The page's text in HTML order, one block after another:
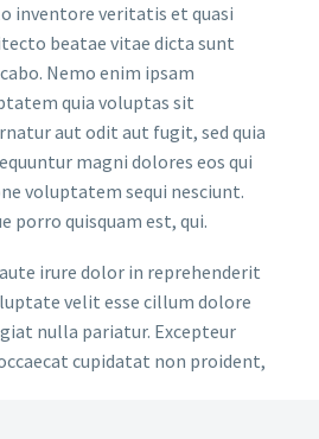
inventore veritatis et quasi
beatae vitae dicta sunt
Nemo enim ipsam
quia voluptas sit
aut odit aut fugit, sed quia
magni dolores eos qui
voluptatem sequi nesciunt.
porro quisquam est, qui.
irure dolor in reprehenderit
velit esse cillum dolore
nulla pariatur. Excepteur
cupidatat non proident,